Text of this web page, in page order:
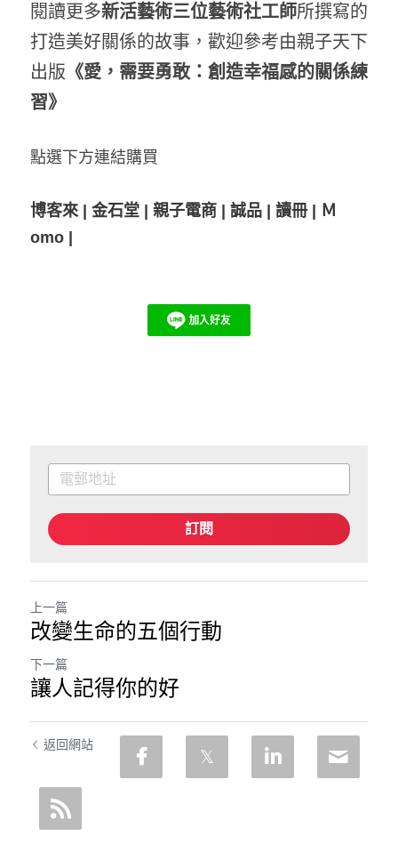
閱讀更多新活藝術三位藝術社工師所撰寫的
打造美好關係的故事，歡迎參考由親子天下
出版 《愛，需要勇敢：創造幸福感的關係練
習》
點選下方連結購買
博客來 | 金石堂 | 親子電商 | 誠品 | 讀冊 | Ｍ
omo |
訂閱
上一篇
改變生命的五個行動
下一篇
讓人記得你的好
返回網站